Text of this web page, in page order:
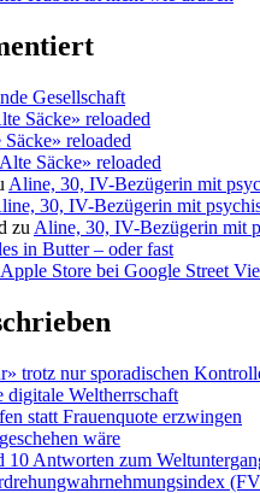
Gesellschaft
Säcke» reloaded
reloaded
Säcke» reloaded
Aline, 30, IV-Bezügerin mit
30, IV-Bezügerin mit
zu Aline, 30, IV-Bezügerin mit
in Butter – oder fast
Store bei Google Street
trotz nur sporadischen
digitale Weltherrschaft
statt Frauenquote erzwingen
wäre
10 Antworten zum